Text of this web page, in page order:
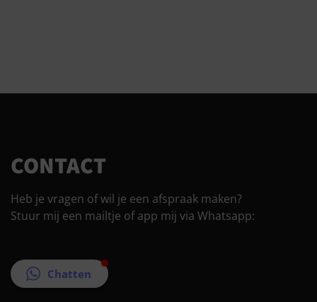
CONTACT
Heb je vragen of wil je een afspraak maken?
Stuur mij een mailtje of app mij via Whatsapp:
Chatten